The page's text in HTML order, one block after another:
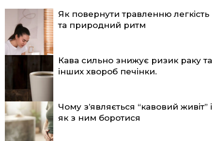
Як повернути травленню легкість
та природний ритм
Кава сильно знижує ризик раку та
інших хвороб печінки.
Чому з’являється “кавовий живіт” і
як з ним боротися